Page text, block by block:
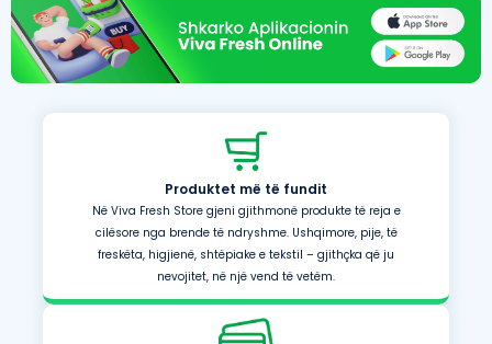
Produktet më të fundit
Në Viva Fresh Store gjeni gjithmonë produkte të reja e
cilësore nga brende të ndryshme. Ushqimore, pije, të
freskëta, higjienë, shtëpiake e tekstil – gjithçka që ju
nevojitet, në një vend të vetëm.